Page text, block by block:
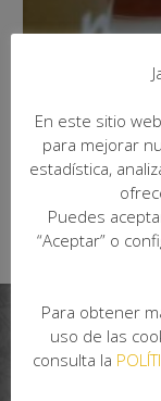
En este sitio
para mejorar
estadística,
Puedes
“Aceptar” o
Para obtener
uso de las
consulta la